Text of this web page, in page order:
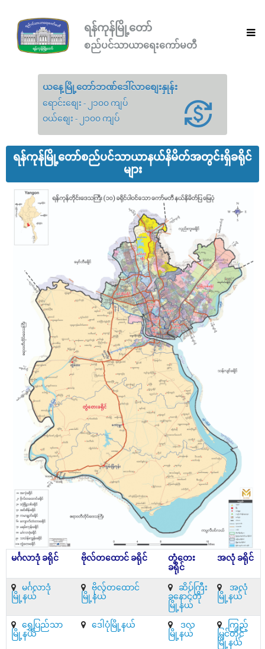
ရန်ကုန်မြို့တော်
စည်ပင်သာယာရေးကော်မတီ
ယနေ့မြို့တော်ဘဏ်ဒေါ်လာစျေးနှုန်း
ရောင်းစျေး - ၂၁၀၀ ကျပ်
ဝယ်စျေး - ၂၁၀၀ ကျပ်
ရန်ကုန်မြို့တော်စည်ပင်သာယာနယ်နိမိတ်အတွင်းရှိခရိုင်
များ
မင်္ဂလာဒုံ ခရိုင် ဗိုလ်တထောင် ခရိုင်
တွံတေး
ခရိုင်
အလုံ ခရိုင်
မင်္ဂလာဒုံ
မြို့နယ်
ဗိုလ်တထောင်
မြို့နယ်
ဆိပ်ကြီး
ခနောင်တို
မြို့နယ်
အလုံ
မြို့နယ်
ရွှေပြည်သာ
မြို့နယ်
ဒေါပုံမြို့နယ်
ဒလ
မြို့နယ်
ကြည့်
မြင်တိုင်
မြို့နယ်